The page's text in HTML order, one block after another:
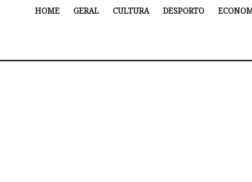
HOME GERAL CULTURA DESPORTO